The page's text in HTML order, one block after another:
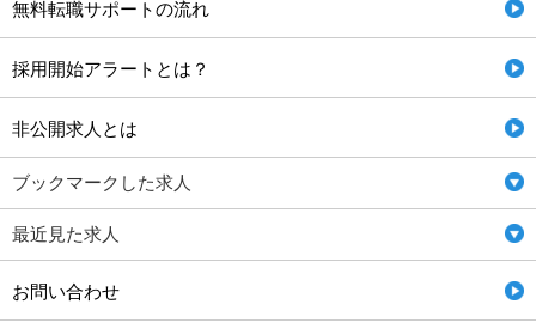
無料転職サポートの流れ
採用開始アラートとは？
非公開求人とは
ブックマークした求人
最近見た求人
お問い合わせ